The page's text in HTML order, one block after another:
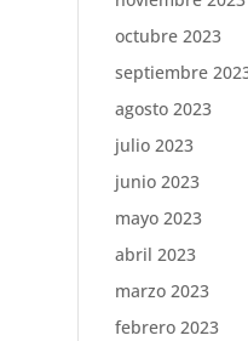
octubre 2023
septiembre
agosto 2023
julio 2023
junio 2023
mayo 2023
abril 2023
marzo 2023
febrero 2023